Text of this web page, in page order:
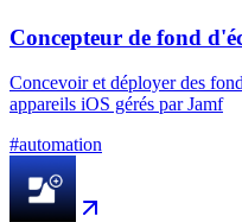
Concepteur de fond
Concevoir et déployer des
appareils iOS gérés par Jamf
#automation